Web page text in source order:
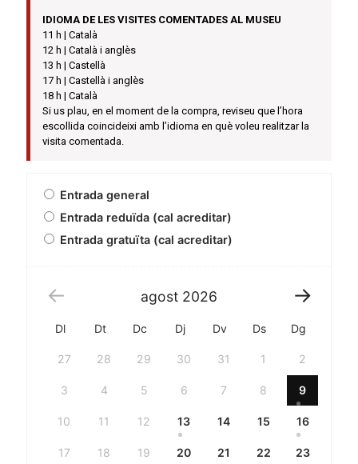
IDIOMA DE LES VISITES COMENTADES AL MUSEU
11 h | Català
12 h | Català i anglès
13 h | Castellà
17 h | Castellà i anglès
18 h | Català
Si us plau, en el moment de la compra, reviseu que l’hora
escollida coincideixi amb l’idioma en què voleu realitzar la
visita comentada.
Entrada general
Entrada reduïda (cal acreditar)
Entrada gratuïta (cal acreditar)
agost 2026
Dl Dt Dc Dj Dv Ds Dg
27 28 29 30 31 1 2
3 4 5 6 7 8 9
10 11 12 13 14 15 16
17 18 19 20 21 22 23